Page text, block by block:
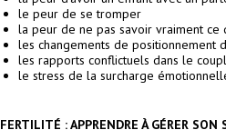
le peur de se tromper
la peur de ne pas savoir vraiment ce
les changements de positionnement
les rapports conflictuels dans le
le stress de la surcharge
FERTILITÉ : APPRENDRE À GÉRER SON